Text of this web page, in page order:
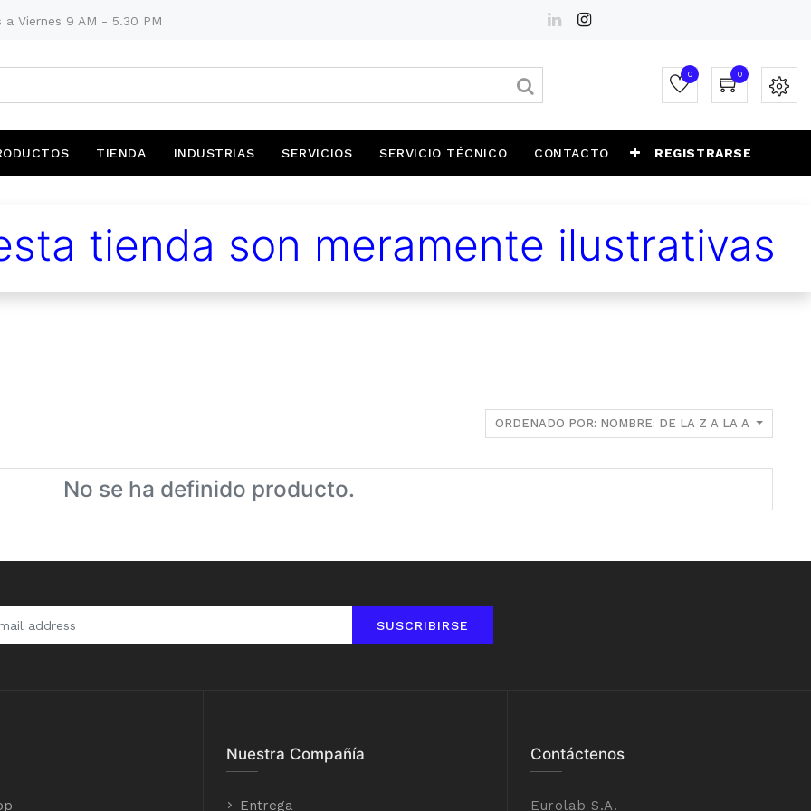
a Viernes 9 AM - 5.30 PM
0 0
TIENDA INDUSTRIAS SERVICIOS SERVICIO TÉCNICO CONTACTO REGISTRARSE
tienda son meramente ilustrativas
ORDENADO POR: NOMBRE: DE LA Z A LA A
No se ha definido producto.
SUSCRIBIRSE
Nuestra Compañía
Entrega
Contáctenos
Eurolab S.A.